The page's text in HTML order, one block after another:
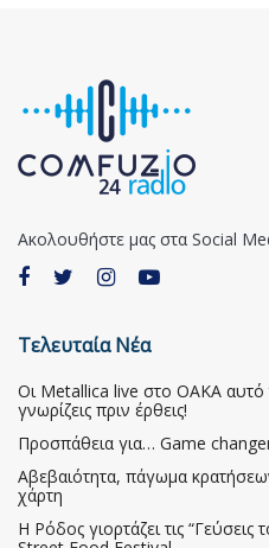
Ακολουθήστε μας στα Social
Τελευταία Νέα
Οι Metallica live στο ΟΑΚΑ αυτό
γνωρίζεις πριν έρθεις!
Προσπάθεια για… Game
Αβεβαιότητα, πάγωμα
χάρτη
Η Ρόδος γιορτάζει τις